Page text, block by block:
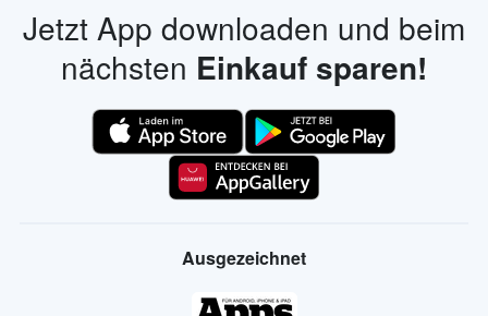
Jetzt App downloaden und beim
nächsten Einkauf sparen!
Ausgezeichnet